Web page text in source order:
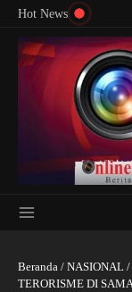
Lewati ke konten
Hot News
Beranda / NASIONAL /
TERORISME DI